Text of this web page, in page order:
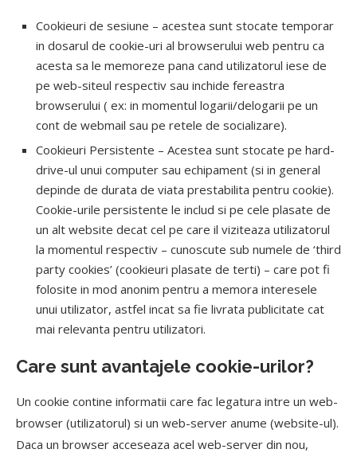
Cookieuri de sesiune – acestea sunt stocate temporar
in dosarul de cookie-uri al browserului web pentru ca
acesta sa le memoreze pana cand utilizatorul iese de
pe web-siteul respectiv sau inchide fereastra
browserului ( ex: in momentul logarii/delogarii pe un
cont de webmail sau pe retele de socializare).
Cookieuri Persistente – Acestea sunt stocate pe hard-
drive-ul unui computer sau echipament (si in general
depinde de durata de viata prestabilita pentru cookie).
Cookie-urile persistente le includ si pe cele plasate de
un alt website decat cel pe care il viziteaza utilizatorul
la momentul respectiv – cunoscute sub numele de ‘third
party cookies’ (cookieuri plasate de terti) – care pot fi
folosite in mod anonim pentru a memora interesele
unui utilizator, astfel incat sa fie livrata publicitate cat
mai relevanta pentru utilizatori.
Care sunt avantajele cookie-urilor?
Un cookie contine informatii care fac legatura intre un web-
browser (utilizatorul) si un web-server anume (website-ul).
Daca un browser acceseaza acel web-server din nou,